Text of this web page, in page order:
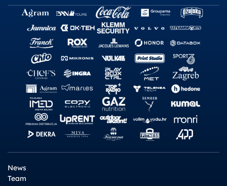
News
Team